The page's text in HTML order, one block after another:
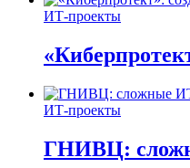
ИТ-проекты
ИТ-проекты
ГНИВЦ: